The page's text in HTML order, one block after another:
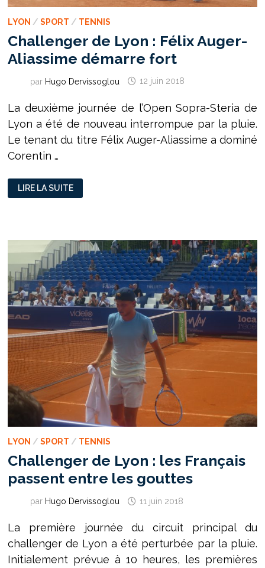
LYON / SPORT / TENNIS
Challenger de Lyon : Félix Auger-
Aliassime démarre fort
par Hugo Dervissoglou 12 juin 2018
La deuxième journée de l’Open Sopra-Steria de
Lyon a été de nouveau interrompue par la pluie.
Le tenant du titre Félix Auger-Aliassime a dominé
Corentin …
CHALLENGER
DE
LYON
DÉMARRE
LIRE LA SUITE
LYON / SPORT / TENNIS
Challenger de Lyon : les Français
passent entre les gouttes
par Hugo Dervissoglou 11 juin 2018
La première journée du circuit principal du
challenger de Lyon a été perturbée par la pluie.
Initialement prévue à 10 heures, les premières